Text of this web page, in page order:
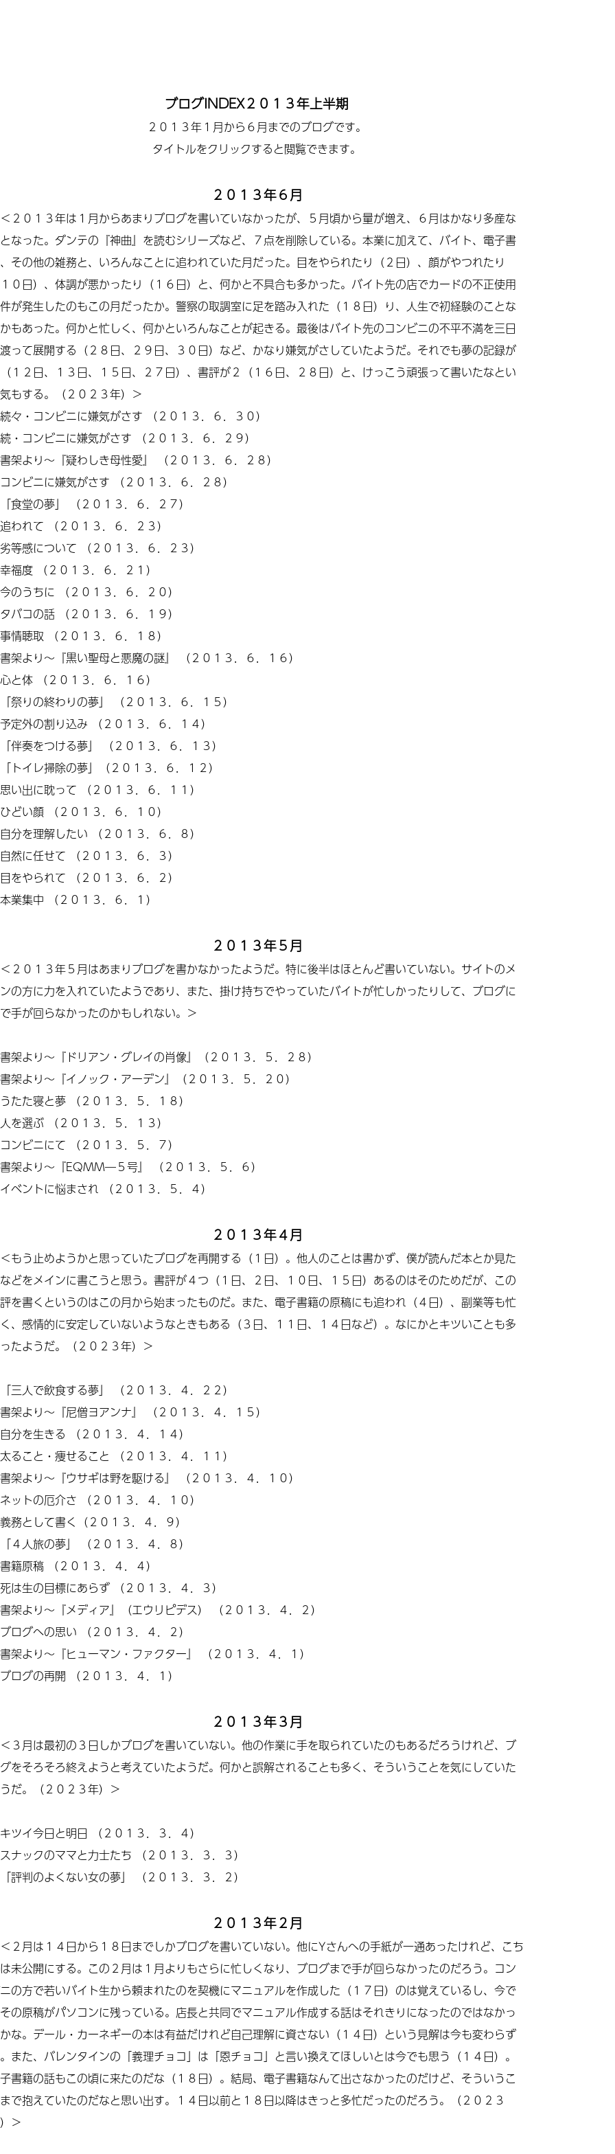
ブログINDEX２０１３年上半期
２０１３年１月から６月までのブログです。
タイトルをクリックすると閲覧できます。
２０１３年６月
２０１３年は１月からあまりブログを書いていなかったが、５月頃から量が増え、６月はかなり多産な
なった。ダンテの『神曲』を読むシリーズなど、７点を削除している。本業に加えて、バイト、電子書
その他の雑務と、いろんなことに追われていた月だった。目をやられたり（２日）、顔がやつれたり
１０日）、体調が悪かったり（１６日）と、何かと不具合も多かった。バイト先の店でカードの不正使用
が発生したのもこの月だったか。警察の取調室に足を踏み入れた（１８日）り、人生で初経験のことな
もあった。何かと忙しく、何かといろんなことが起きる。最後はバイト先のコンビニの不平不満を三日
って展開する（２８日、２９日、３０日）など、かなり嫌気がさしていたようだ。それでも夢の記録が
１２日、１３日、１５日、２７日）、書評が２（１６日、２８日）と、けっこう頑張って書いたなとい
もする。（２０２３年）＞
続々 ・ コンビニに嫌気がさす （２０１３．６．３０）
続・ コンビニに嫌気がさす （２０１３．６．２９）
書架より～『疑わしき母性愛』
（２０１３．６．２８）
コンビニに嫌気がさす （２０１３．６．２８）
「食堂の夢」
（２０１３．６．２７）
追われて （２０１３．６．２３）
劣等感について （２０１３．６．２３）
幸福度 （２０１３．６．２１）
今のうちに （２０１３．６．２０）
タバコの話 （２０１３．６．１９）
事情聴取 （２０１３．６．１８）
書架より～『黒い聖母と悪魔の謎』
（２０１３．６．１６）
心と体 （２０１３．６．１６）
「祭りの終わりの夢」
（２０１３．６．１５）
予定外の割り込み （２０１３．６．１４）
「伴奏をつける夢」
（２０１３．６．１３）
「 トイレ掃除の夢」
（２０１３．６．１２）
思い出に耽って （２０１３．６．１１）
ひどい顔 （２０１３．６．１０）
自分を理解したい （２０１３．６．８）
自然に任せて （２０１３．６．３）
目をやられて （２０１３．６．２）
本業集中 （２０１３．６．１）
２０１３年５月
２０１３年５月はあまりブログを書かなかったようだ。特に後半はほとんど書いていない。サイトのメ
の方に力を入れていたようであり、また、掛け持ちでやっていたバイトが忙しかったりして、ブログに
手が回らなかったのかもしれない。＞
書架より～ 『ドリアン・グレイの肖像』
（２０１３．５．２８）
書架より～ 『イノック・アーデン』
（２０１３．５．２０）
うたた寝と夢 （２０１３．５．１８）
人を選ぶ （２０１３．５．１３）
コンビニにて （２０１３．５．７）
書架より～『EQMM―５号』
（２０１３．５．６）
イベントに悩まされ （２０１３．５．４）
２０１３年４月
もう止めようかと思っていたブログを再開する（１日）。他人のことは書かず、僕が読んだ本とか見た
どをメインに書こうと思う。書評が４つ（１日、２日、１０日、１５日）あるのはそのためだが、この
を書くというのはこの月から始まったものだ。また、電子書籍の原稿にも追われ（４日）、副業等も忙
、感情的に安定していないようなときもある（３日、１１日、１４日など）。なにかとキツいことも多
たようだ。（２０２３年）＞
「三人で飲食する夢」
（２０１３．４．２２）
書架より～『尼僧ヨアンナ』
（２０１３．４．１５）
自分を生きる （２０１３．４．１４）
太ること・痩せること （２０１３．４．１１）
書架より～『ウサギは野を駆ける』
（２０１３．４．１０）
ネットの厄介さ （２０１３．４．１０）
義務として書く （２０１３．４．９）
「４人旅の夢」
（２０１３．４．８）
書籍原稿 （２０１３．４．４）
死は生の目標にあらず （２０１３．４．３）
書架より～『メディア』（エウリピデス）
（２０１３．４．２）
ブログへの思い （２０１３．４．２）
書架より～ 『ヒューマン・ファクター』
（２０１３．４．１）
ブログの再開 （２０１３．４．１）
２０１３年３月
３月は最初の３日しかブログを書いていない。他の作業に手を取られていたのもあるだろうけれど、ブ
をそろそろ終えようと考えていたようだ。何かと誤解されることも多く、そういうことを気にしていた
だ。（２０２３年）＞
キツイ今日と明日 （２０１３．３．４）
スナックのママと力士たち （２０１３．３．３）
「評判のよくない女の夢」 （２０１３．３．２）
２０１３年２月
２月は１４日から１８日までしかブログを書いていない。他にYさんへの手紙が一通あったけれど、こち
未公開にする。この２月は１月よりもさらに忙しくなり、ブログまで手が回らなかったのだろう。コン
の方で若いバイト生から頼まれたのを契機にマニュアルを作成した（１７日）のは覚えているし、今で
の原稿がパソコンに残っている。店長と共同でマニュアル作成する話はそれきりになったのではなかっ
な。デール・カーネギーの本は有益だけれど自己理解に資さない（１４日）という見解は今も変わらず
また、バレンタインの「義理チョコ」は「恩チョコ」と言い換えてほしいとは今でも思う（１４日）。
書籍の話もこの頃に来たのだな（１８日）。結局、電子書籍なんて出さなかったのだけど、そういうこ
で抱えていたのだなと思い出す。１４日以前と１８日以降はきっと多忙だったのだろう。（２０２３
＞